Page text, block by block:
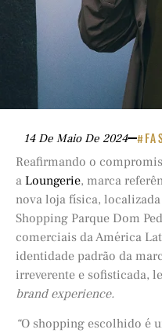
14 De Maio De 2024
Reafirmando o
a Loungerie, marca
nova loja física,
Shopping Parque Dom
comerciais da América
identidade padrão da
irreverente e sofisticada,
brand experience.
“O shopping escolhido é